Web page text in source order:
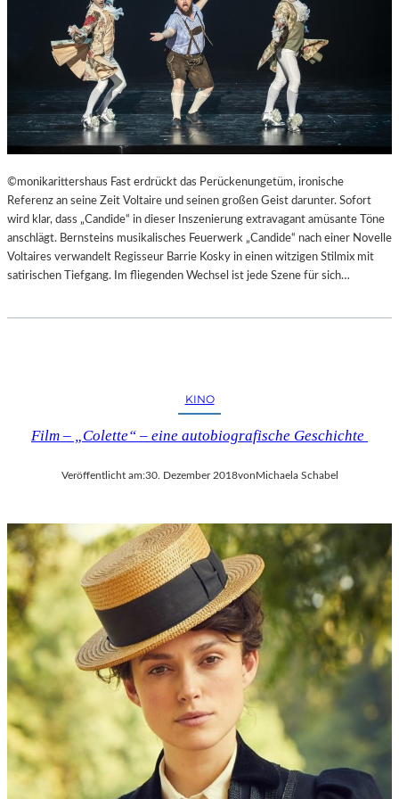
©monikarittershaus Fast erdrückt das Perückenungetüm, ironische
Referenz an seine Zeit Voltaire und seinen großen Geist darunter. Sofort
wird klar, dass „Candide“ in dieser Inszenierung extravagant amüsante Töne
anschlägt. Bernsteins musikalisches Feuerwerk „Candide“ nach einer Novelle
Voltaires verwandelt Regisseur Barrie Kosky in einen witzigen Stilmix mit
satirischen Tiefgang. Im fliegenden Wechsel ist jede Szene für sich…
KINO
Film – „Colette“ – eine autobiografische Geschichte
Veröffentlicht am:30. Dezember 2018vonMichaela Schabel